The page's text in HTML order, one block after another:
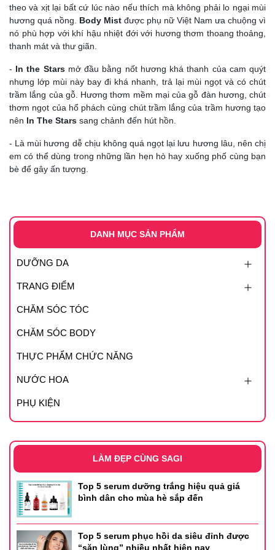
theo và xịt lại bất cứ lúc nào nếu thích mà không phải lo ngại mùi
hương quá nồng. Body Mist được phụ nữ Việt Nam ưa chuộng vì
nó phù hợp với khí hậu nhiệt đới với hương thơm thoang thoảng,
thanh mát và thư giãn.
- In the Starsmở đầu bằng nốt hương khá thanh của cam quýt
nhưng lớp mùi này bay đi khá nhanh, trả lại mùi ngọt và có chút
trầm lắng của gỗ. Hương thơm mềm mại của gỗ đàn hương, chút
thơm ngọt của hổ phách cùng chút trầm lắng của trầm hương tạo
nên In The Stars sang chảnh đến hút hồn.
- Là mùi hương dễ chịu không quá ngọt lại lưu hương lâu, nên chị
em có thể dùng trong những lần hẹn hò hay xuống phố cùng bạn
bè để gây ấn tượng.
DANH MỤC SẢN PHẨM
DƯỠNG DA
TRANG ĐIỂM
CHĂM SÓC TÓC
CHĂM SÓC BODY
THỰC PHẨM CHỨC NĂNG
NƯỚC HOA
PHỤ KIỆN
LÀM ĐẸP CÙNG SAGI
Top 5 serum dưỡng trắng hiệu quả giá
bình dân cho mùa hè sắp đến
Top 5 serum phục hồi da siêu đỉnh được
“săn lùng” nhiều nhất hiện nay